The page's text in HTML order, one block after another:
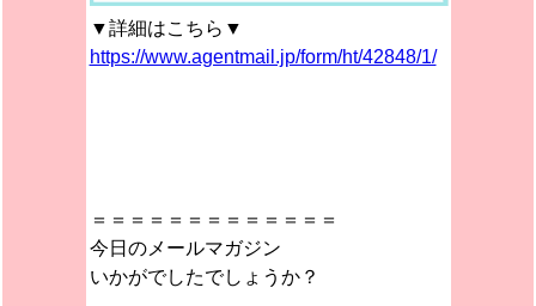
▼詳細はこちら▼
https://www.agentmail.jp/form/ht/42848/1/
＝＝＝＝＝＝＝＝＝＝＝＝＝
今日のメールマガジン
いかがでしたでしょうか？